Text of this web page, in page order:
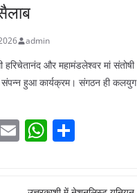
admin
हरिचेतानंद और महामंडलेश्वर मां संतोषी
संपन्न हुआ कार्यक्रम। संगठन ही कलयुग
E W